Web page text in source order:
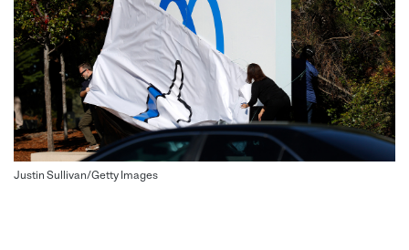
Justin Sullivan/Getty Images